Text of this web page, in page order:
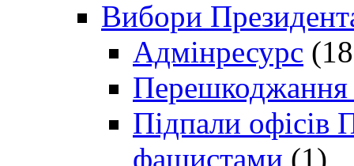
Вибори
Адмінресурс
Перешкоджання
Підпали офісів
фашистами (1)